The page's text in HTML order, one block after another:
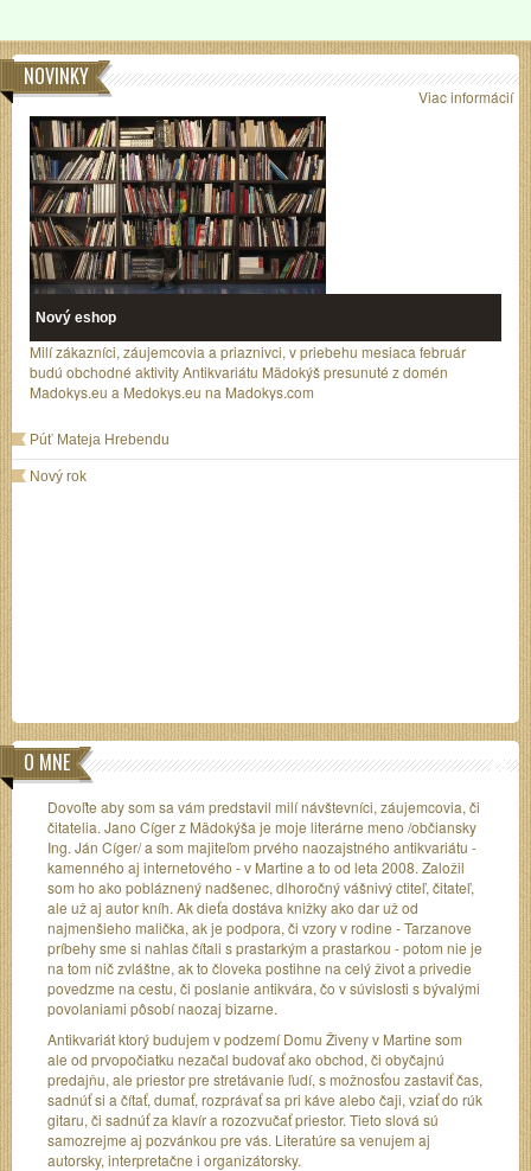
NOVINKY
Nový eshop
Milí zákazníci, záujemcovia a priaznivci, v priebehu mesiaca február
budú obchodné aktivity Antikvariátu Mädokýš presunuté z domén
Madokys.eu a Medokys.eu na Madokys.com
Púť Mateja Hrebendu
Nový rok
Viac informácií
O MNE
Dovoľte aby som sa vám predstavil milí návštevníci, záujemcovia, či
čitatelia. Jano Cíger z Mädokýša je moje literárne meno /občiansky
Ing. Ján Cíger/ a som majiteľom prvého naozajstného antikvariátu -
kamenného aj internetového - v Martine a to od leta 2008. Založil
som ho ako pobláznený nadšenec, dlhoročný vášnivý ctiteľ, čitateľ,
ale už aj autor kníh. Ak dieťa dostáva knižky ako dar už od
najmenšieho malička, ak je podpora, či vzory v rodine - Tarzanove
príbehy sme si nahlas čítali s prastarkým a prastarkou - potom nie je
na tom nič zvláštne, ak to človeka postihne na celý život a privedie
povedzme na cestu, či poslanie antikvára, čo v súvislosti s bývalými
povolaniami pôsobí naozaj bizarne.
Antikvariát ktorý budujem v podzemí Domu Živeny v Martine som
ale od prvopočiatku nezačal budovať ako obchod, či obyčajnú
predajňu, ale priestor pre stretávanie ľudí, s možnosťou zastaviť čas,
sadnúť si a čítať, dumať, rozprávať sa pri káve alebo čaji, vziať do rúk
gitaru, či sadnúť za klavír a rozozvučať priestor. Tieto slová sú
samozrejme aj pozvánkou pre vás. Literatúre sa venujem aj
autorsky, interpretačne i organizátorsky.